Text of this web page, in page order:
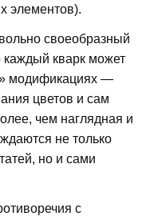
элементов).
своеобразный
кварк может
модификациях —
цветов и сам
чем наглядная и
не только
но и сами
с